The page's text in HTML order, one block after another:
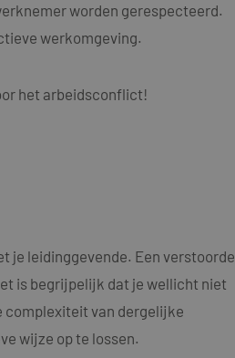
worden gerespecteerd.
werkomgeving.
het arbeidsconflict!
je leidinggevende. Een verstoorde
is begrijpelijk dat je wellicht niet
complexiteit van dergelijke
wijze op te lossen.
mogelijk
te leveren,
informatie uit
eventuele
hij de genoemde
van Google)